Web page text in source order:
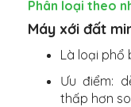
Phân loại theo
Máy xới đất
Là loại phổ
Ưu điểm:
thấp hơn